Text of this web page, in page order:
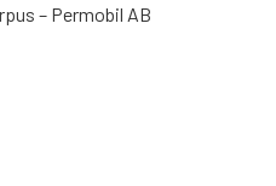
– Permobil AB